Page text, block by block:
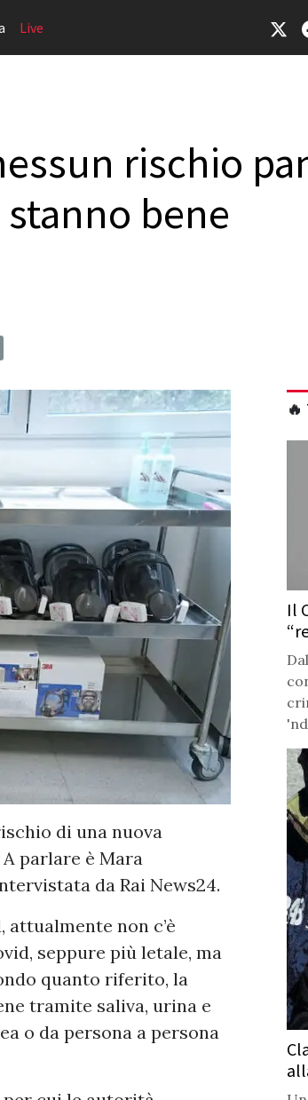
Live
rischio
bene
di una nuova
parlare è Mara
da Rai News24.
non c’è
seppure più letale, ma
quanto riferito, la
tramite saliva, urina e
o da persona a persona
🔥
Il